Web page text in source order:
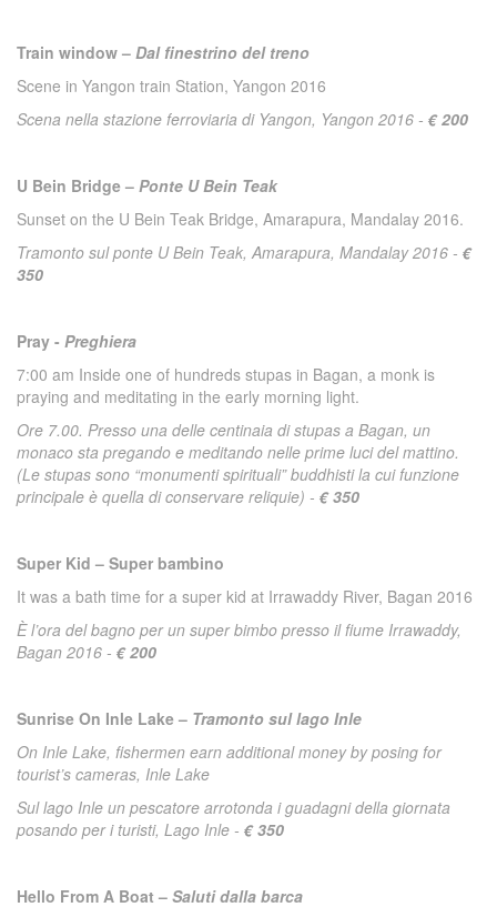
Train window – Dal finestrino del treno
Scene in Yangon train Station, Yangon 2016
Scena nella stazione ferroviaria di Yangon, Yangon 2016 - € 200
U Bein Bridge – Ponte U Bein Teak
Sunset on the U Bein Teak Bridge, Amarapura, Mandalay 2016.
Tramonto sul ponte U Bein Teak, Amarapura, Mandalay 2016 - €
350
Pray - Preghiera
7:00 am Inside one of hundreds stupas in Bagan, a monk is
praying and meditating in the early morning light.
Ore 7.00. Presso una delle centinaia di stupas a Bagan, un
monaco sta pregando e meditando nelle prime luci del mattino.
(Le stupas sono “monumenti spirituali” buddhisti la cui funzione
principale è quella di conservare reliquie) - € 350
Super Kid – Super bambino
It was a bath time for a super kid at Irrawaddy River, Bagan 2016
È l’ora del bagno per un super bimbo presso il fiume Irrawaddy,
Bagan 2016 - € 200
Sunrise On Inle Lake – Tramonto sul lago Inle
On Inle Lake, fishermen earn additional money by posing for
tourist’s cameras, Inle Lake
Sul lago Inle un pescatore arrotonda i guadagni della giornata
posando per i turisti, Lago Inle - € 350
Hello From A Boat – Saluti dalla barca